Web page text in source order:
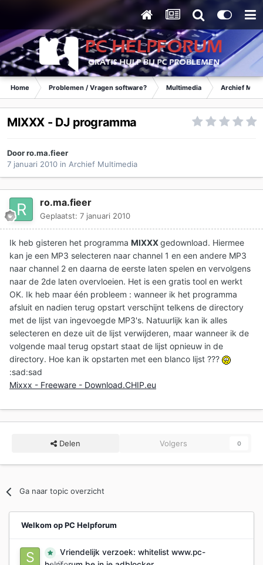
Home Problemen / Vragen software? Multimedia Archief
MIXXX - DJ programma
Doorro.ma.fieer
7 januari 2010 in Archief Multimedia
ro.ma.fieer
Geplaatst: 7 januari 2010
Ik heb gisteren het programma MIXXXgedownload. Hiermee
kan je een MP3 selecteren naar channel 1 en een andere MP3
naar channel 2 en daarna de eerste laten spelen en vervolgens
naar de 2de laten overvloeien. Het is een gratis tool en werkt
OK. Ik heb maar één probleem : wanneer ik het programma
afsluit en nadien terug opstart verschijnt telkens de directory
met de lijst van ingevoegde MP3's. Natuurlijk kan ik alles
selecteren en deze uit de lijst verwijderen, maar wanneer ik de
volgende maal terug opstart staat de lijst opnieuw in de
directory. Hoe kan ik opstarten met een blanco lijst ???
:sad:sad
Mixxx - Freeware - Download.CHIP.eu
Delen Volgers 0
Ga naar topic overzicht
Welkom op PC Helpforum
Vriendelijk verzoek: whitelist www.pc-